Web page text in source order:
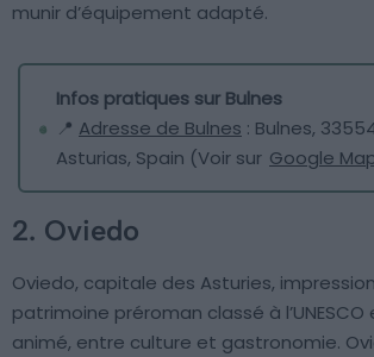
munir d’équipement adapté.
Infos pratiques sur Bulnes
📍 Adresse de Bulnes : Bulnes,
Asturias, Spain (Voir sur Google
2. Oviedo
Oviedo, capitale des Asturies,
patrimoine préroman classé à
animé, entre culture et gastronomie.